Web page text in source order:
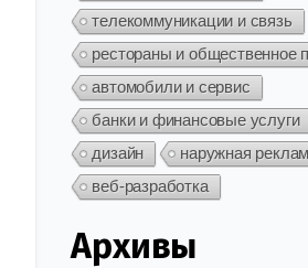
телекоммуникации и связь
рестораны и общественное
автомобили и сервис
банки и финансовые услуги
дизайн
наружная
веб-разработка
Архивы